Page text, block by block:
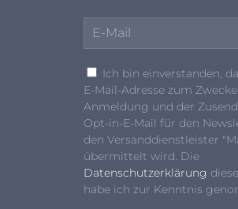
Ich bin einverstanden,
E-Mail-Adresse zum
Anmeldung und der
Opt-in-E-Mail für den
den Versanddienstleister
übermittelt wird. Die
Datenschutzerklärung
habe ich zur Kenntnis